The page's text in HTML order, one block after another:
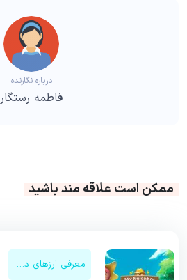
درباره نگارنده
فاطمه رستگار
ممکن است علاقه مند باشید
معرفی ارزهای دیجیتال